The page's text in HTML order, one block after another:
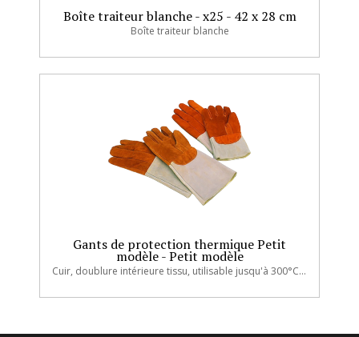
Boîte traiteur blanche - x25 - 42 x 28 cm
Boîte traiteur blanche
Gants de protection thermique Petit
modèle - Petit modèle
Cuir, doublure intérieure tissu, utilisable jusqu'à 300°C. Conformes aux normes EN420 (innocuité), EN388 (risques mécaniques) et EN407 (risques thermiques).